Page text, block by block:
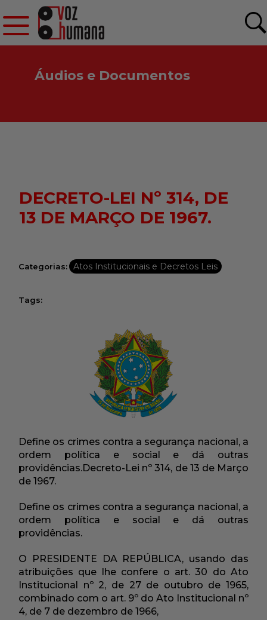
Áudios e Documentos
DECRETO-LEI Nº 314, DE
13 DE MARÇO DE 1967.
Categorias: Atos Institucionais e Decretos Leis
Tags:
Define os crimes contra a segurança nacional, a
ordem política e social e dá outras
providências.Decreto-Lei nº 314, de 13 de Março
de 1967.
Define os crimes contra a segurança nacional, a
ordem política e social e dá outras
providências.
O PRESIDENTE DA REPÚBLICA, usando das
atribuições que lhe confere o art. 30 do Ato
Institucional nº 2, de 27 de outubro de 1965,
combinado com o art. 9º do Ato Institucional nº
4, de 7 de dezembro de 1966,